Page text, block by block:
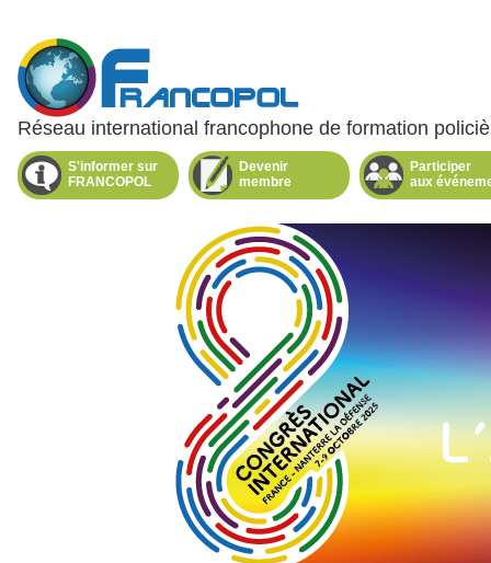
Réseau international francophone de formation
Menu
principalS'informer sur
FRANCOPOL
Devenir
membre
Participer
aux